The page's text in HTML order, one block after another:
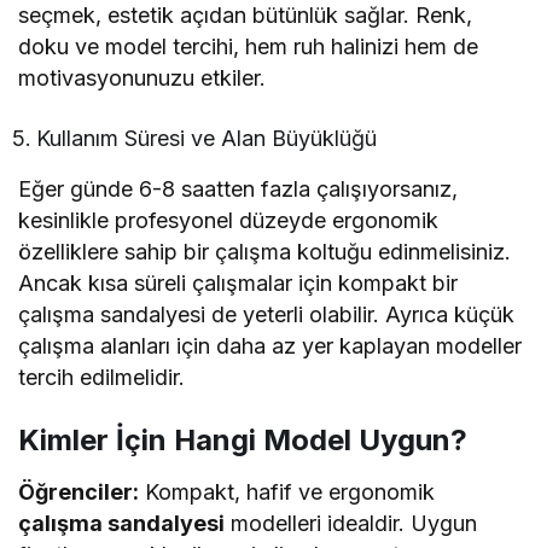
seçmek, estetik açıdan bütünlük sağlar. Renk,
doku ve model tercihi, hem ruh halinizi hem de
motivasyonunuzu etkiler.
Kullanım Süresi ve Alan Büyüklüğü
Eğer günde 6-8 saatten fazla çalışıyorsanız,
kesinlikle profesyonel düzeyde ergonomik
özelliklere sahip bir çalışma koltuğu edinmelisiniz.
Ancak kısa süreli çalışmalar için kompakt bir
çalışma sandalyesi de yeterli olabilir. Ayrıca küçük
çalışma alanları için daha az yer kaplayan modeller
tercih edilmelidir.
Kimler İçin Hangi Model Uygun?
Öğrenciler: Kompakt, hafif ve ergonomik
çalışma sandalyesi modelleri idealdir. Uygun